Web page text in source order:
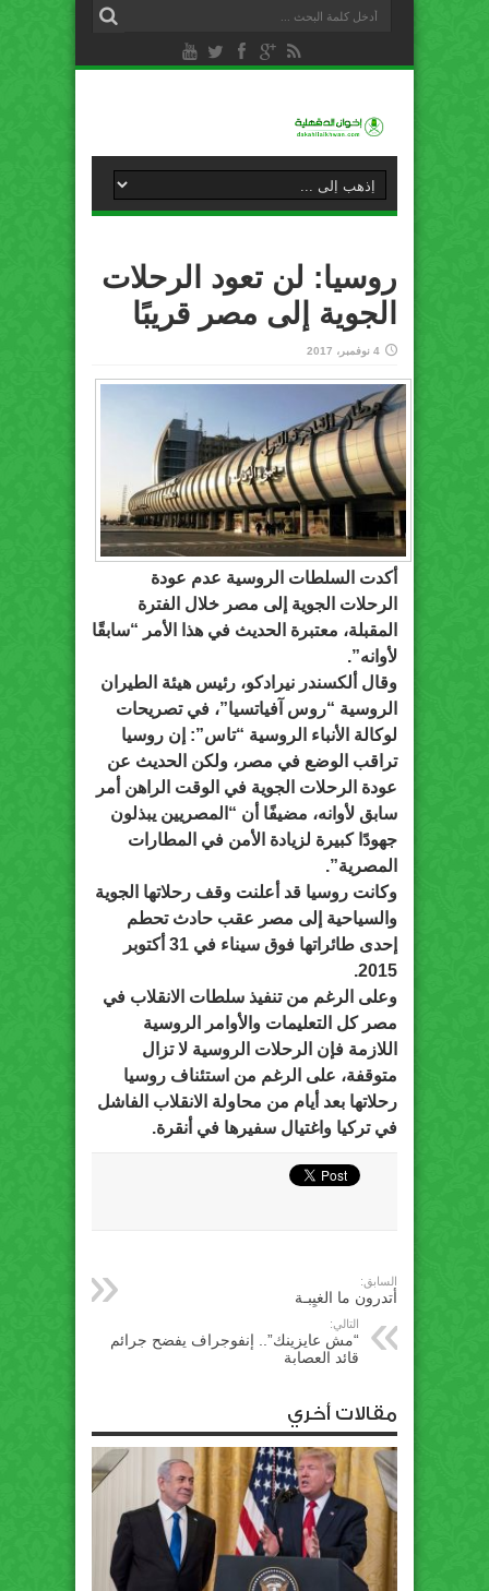
روسيا: لن تعود الرحلات
الجوية إلى مصر قريبًا
4 نوفمبر، 2017
أكدت السلطات الروسية عدم عودة
الرحلات الجوية إلى مصر خلال الفترة
المقبلة، معتبرة الحديث في هذا الأمر “سابقًا
لأوانه”.
وقال ألكسندر نيرادكو، رئيس هيئة الطيران
الروسية “روس آفياتسيا”، في تصريحات
لوكالة الأنباء الروسية “تاس”: إن روسيا
تراقب الوضع في مصر، ولكن الحديث عن
عودة الرحلات الجوية في الوقت الراهن أمر
سابق لأوانه، مضيفًا أن “المصريين يبذلون
جهودًا كبيرة لزيادة الأمن في المطارات
المصرية”.
وكانت روسيا قد أعلنت وقف رحلاتها الجوية
والسياحية إلى مصر عقب حادث تحطم
إحدى طائراتها فوق سيناء في 31 أكتوبر
2015.
وعلى الرغم من تنفيذ سلطات الانقلاب في
مصر كل التعليمات والأوامر الروسية
اللازمة فإن الرحلات الروسية لا تزال
متوقفة، على الرغم من استئناف روسيا
رحلاتها بعد أيام من محاولة الانقلاب الفاشل
في تركيا واغتيال سفيرها في أنقرة.
السابق:
أتدرون ما الغيِبـة
التالي:
“مش عايزينك”.. إنفوجراف يفضح جرائم
قائد العصابة
مقالات أخري